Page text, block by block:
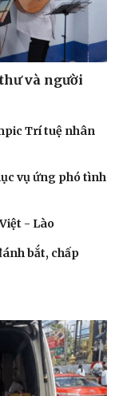
và người
Trí tuệ nhân
vụ ứng phó tình
- Lào
bắt, chấp